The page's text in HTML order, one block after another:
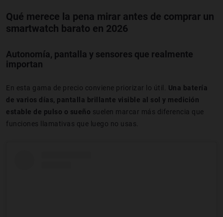
Qué merece la pena mirar antes de comprar un
smartwatch barato en 2026
Autonomía, pantalla y sensores que realmente
importan
En esta gama de precio conviene priorizar lo útil. Una batería
de varios días, pantalla brillante visible al sol y medición
estable de pulso o sueño suelen marcar más diferencia que
funciones llamativas que luego no usas.